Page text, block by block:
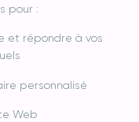
pour :
et répondre à vos
personnalisé
Web